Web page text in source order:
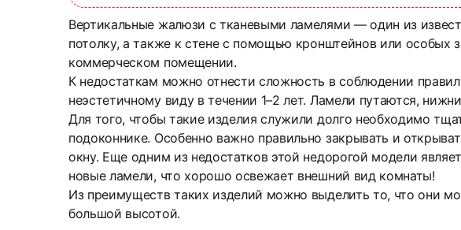
Вертикальные жалюзи с тканевыми ламелями — один из
потолку, а также к стене с помощью кронштейнов или особых
коммерческом помещении.
К недостаткам можно отнести сложность в соблюдении
неэстетичному виду в течении 1–2 лет. Ламели путаются,
Для того, чтобы такие изделия служили долго необходимо
подоконнике. Особенно важно правильно закрывать и
окну. Еще одним из недостатков этой недорогой модели
новые ламели, что хорошо освежает внешний вид комнаты!
Из преимуществ таких изделий можно выделить то, что они
большой высотой.